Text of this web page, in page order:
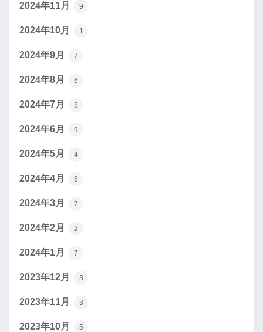
2024年11月 9
2024年10月 1
2024年9月 7
2024年8月 6
2024年7月 8
2024年6月 9
2024年5月 4
2024年4月 6
2024年3月 7
2024年2月 2
2024年1月 7
2023年12月 3
2023年11月 3
2023年10月 5